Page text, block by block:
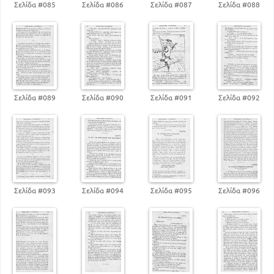
Β'. ΠΟΙΗΜΑΤΑ
Α'. ΕΠΙΚΗ ΠΟΙΗΣΗ
ΜΙΚΡΑ ΕΠΗ
168
ΛΥΡΙΚΗ ΠΟΙΗΣΗ
ΠΟΙΗΜΑΤΑ ΣΧΕΤΙΚΑ ΜΕ ΤΗ ΘΡΗΣΚΕΙΑ
165
167
Γ. ΣΧΕΤΙΚΑ ΜΕ ΤΗΝ ΟΙΚΟΓΕΝΕΙΑ
179
ΣΧΕΤΙΚΑ ΜΕ ΤΗΝ ΚΟΙΝΩΝΙΑ
184
ΣΧΕΤΙΚΑ ΜΕ ΤΗΝ ΕΛΛΗΝΙΚΗ ΖΩΗ ΚΑΙ ΤΗΝ
ΦΥΣΗ. ΕΜΨΥΧΟ - ΑΨΥΧΟ
185
Γ'. ΔΙΔΑΚΤΙΚΗ ΠΟΙΗΣΗ
186
176
Σελίδα #085 Σελίδα #086 Σελίδα #087 Σελίδα #088
Σελίδα #089 Σελίδα #090 Σελίδα #091 Σελίδα #092
Σελίδα #093 Σελίδα #094 Σελίδα #095 Σελίδα #096